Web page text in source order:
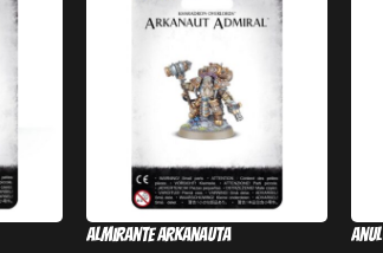
Almirante Arkanauta